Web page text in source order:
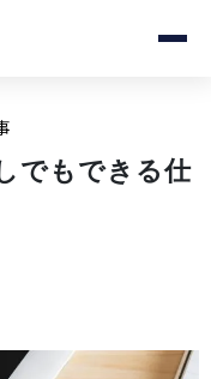
でもできる仕